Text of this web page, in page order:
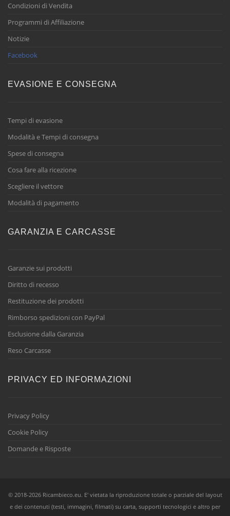
Condizioni di Vendita
Programmi di Affiliazione
Notizie
Facebook
EVASIONE E CONSEGNA
Tempi di evasione
Modalità e Tempi di consegna
Spese di consegna
Cosa fare alla ricezione
Scegliere il vettore
Modalità di pagamento
GARANZIA E CARCASSE
Garanzie sui prodotti
Diritto di recesso
Restituzione dei prodotti
Rimborso spedizioni con PayPal
Esclusione dalla Garanzia
Reso Carcasse
PRIVACY ED INFORMAZIONI
Privacy Policy
Cookie Policy
Domande e Risposte
© 2018-2026 Ricambieco.eu. E' vietata la riproduzione totale o parziale del layout
e dei contenuti (testi, immagini, filmati) su carta, supporti tecnologici e altro per